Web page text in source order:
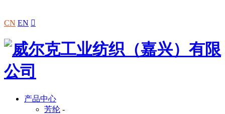
CN EN 
产品中心
芳纶 -